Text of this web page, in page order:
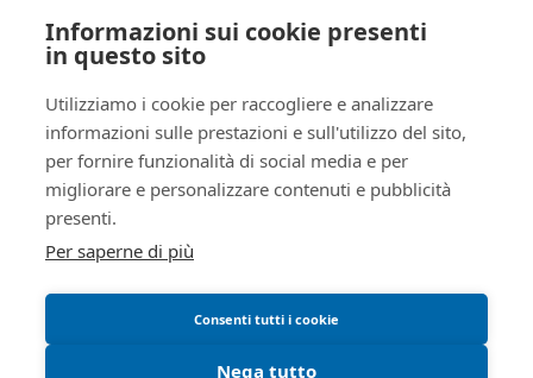
Informazioni sui cookie presenti
in questo sito
Utilizziamo i cookie per raccogliere e analizzare
informazioni sulle prestazioni e sull'utilizzo del sito,
per fornire funzionalità di social media e per
migliorare e personalizzare contenuti e pubblicità
presenti.
Per saperne di più
Consenti tutti i cookie
Nega tutto
SEGUICI
Seguici e condividi con noi sui nostri canali social
Tieniti informato: leggi il nostro
Blog dedicato a novità interessanti sul mondo della stampa
Blog - OutsidePrint.info